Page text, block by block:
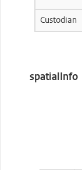
Custodian
spatialInfo